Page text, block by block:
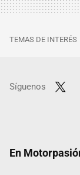
TEMAS DE INTERÉS
Síguenos
En